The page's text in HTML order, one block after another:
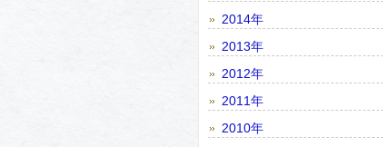
2014年
2013年
2012年
2011年
2010年